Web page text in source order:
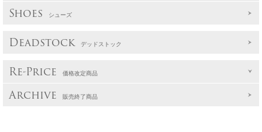
Shoes シューズ
Deadstock デッドストック
Re-Price 価格改定商品
Archive 販売終了商品